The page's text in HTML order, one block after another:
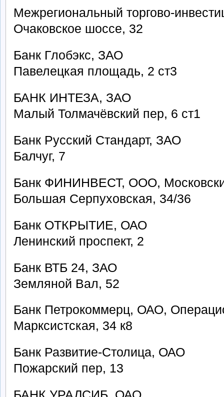
Межрегиональный торгово-
Очаковское шоссе, 32
Банк Глобэкс, ЗАО
Павелецкая площадь, 2 ст3
БАНК ИНТЕЗА, ЗАО
Малый Толмачёвский пер, 6 ст1
Банк Русский Стандарт, ЗАО
Балчуг, 7
Банк ФИНИНВЕСТ, ООО,
Большая Серпуховская, 34/36
Банк ОТКРЫТИЕ, ОАО
Ленинский проспект, 2
Банк ВТБ 24, ЗАО
Земляной Вал, 52
Банк Петрокоммерц, ОАО,
Марксистская, 34 к8
Банк Развитие-Столица, ОАО
Пожарский пер, 13